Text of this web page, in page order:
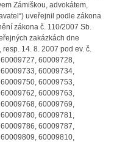
Zámiškou, advokátem,
uveřejnil podle zákona
zákona č. 110/2007 Sb.
zakázkách dne
14. 8. 2007 pod ev. č.
60009728,
60009734,
60009753,
60009763,
60009769,
60009781,
60009787,
60009810,